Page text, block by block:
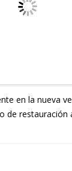
en la nueva
de restauración